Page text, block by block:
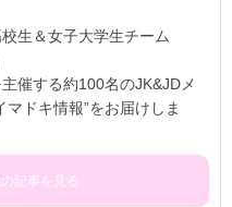
生＆女子大学生チーム
催する約100名のJK&JDメ
マドキ情報”をお届けしま
記事を見る